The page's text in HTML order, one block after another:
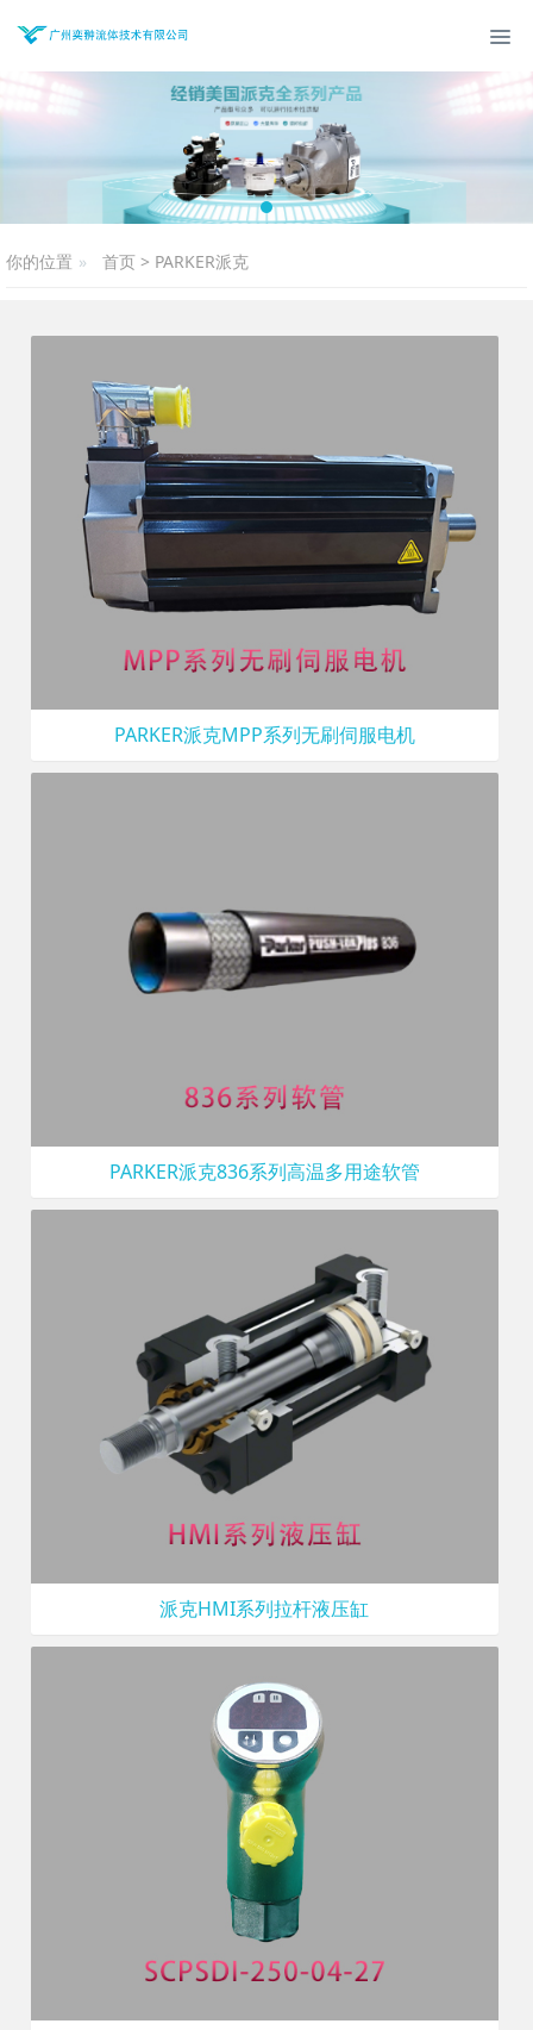
你的位置 首页 > PARKER派克
PARKER派克MPP系列无刷伺服电机
PARKER派克836系列高温多用途软管
派克HMI系列拉杆液压缸